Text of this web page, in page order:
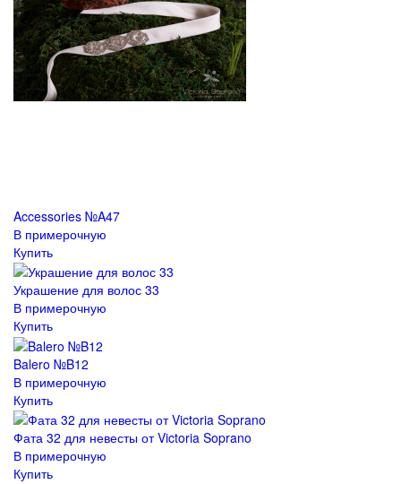
Accessories №A47
В примерочную
Купить
Украшение для волос 33
В примерочную
Купить
Balero №B12
В примерочную
Купить
Фата 32 для невесты от Victoria Soprano
В примерочную
Купить